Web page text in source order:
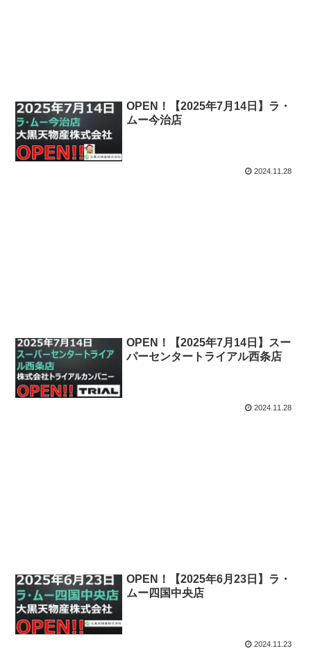
OPEN！【2025年7月14日】ラ・
ムー今治店
2024.11.28
OPEN！【2025年7月14日】スー
パーセンタートライアル西条店
2024.11.28
OPEN！【2025年6月23日】ラ・
ムー四国中央店
2024.11.23